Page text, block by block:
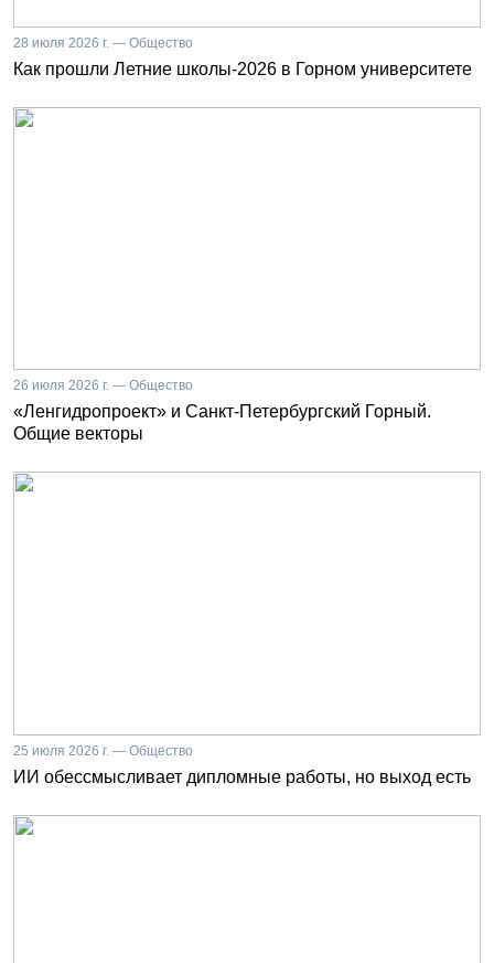
28 июля 2026 г. — Общество
Как прошли Летние школы-2026 в Горном университете
26 июля 2026 г. — Общество
«Ленгидропроект» и Санкт-Петербургский Горный.
Общие векторы
25 июля 2026 г. — Общество
ИИ обессмысливает дипломные работы, но выход есть